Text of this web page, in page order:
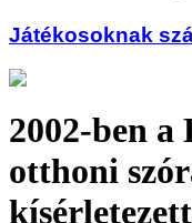
Játékosoknak
2002-ben a
otthoni